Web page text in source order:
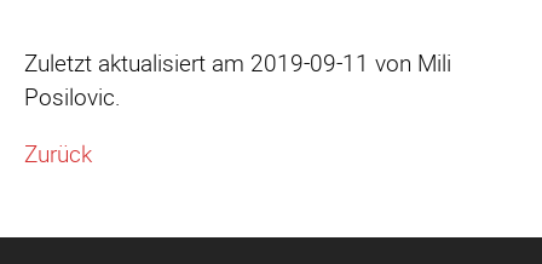
Zuletzt aktualisiert am 2019-09-11 von Mili
Posilovic.
Zurück